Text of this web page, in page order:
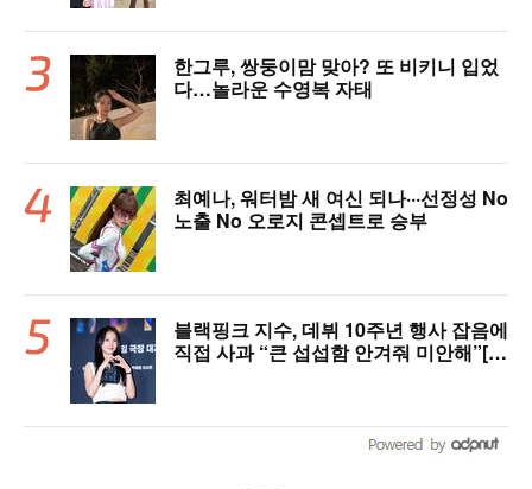
한그루, 쌍둥이맘 맞아? 또 비키니 입었
다…놀라운 수영복 자태
최예나, 워터밤 새 여신 되나···선정성 No
노출 No 오로지 콘셉트로 승부
블랙핑크 지수, 데뷔 10주년 행사 잡음에
직접 사과 “큰 섭섭함 안겨줘 미안해”[핫